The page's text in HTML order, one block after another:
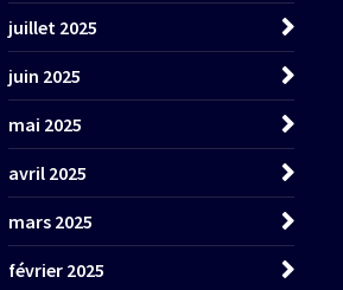
juillet 2025
juin 2025
mai 2025
avril 2025
mars 2025
février 2025